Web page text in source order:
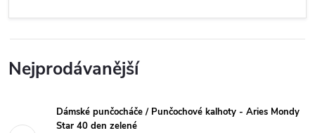
Nejprodávanější
Dámské punčocháče / Punčochové kalhoty - Aries Mondy
Star 40 den zelené